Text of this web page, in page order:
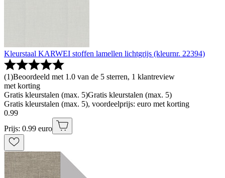
Kleurstaal KARWEI stoffen lamellen lichtgrijs (kleurnr. 22394)
(1)Beoordeeld met 1.0 van de 5 sterren, 1 klantreview
met korting
Gratis kleurstalen (max. 5)Gratis kleurstalen (max. 5)
Gratis kleurstalen (max. 5), voordeelprijs: euro met korting
0.99
Prijs: 0.99 euro